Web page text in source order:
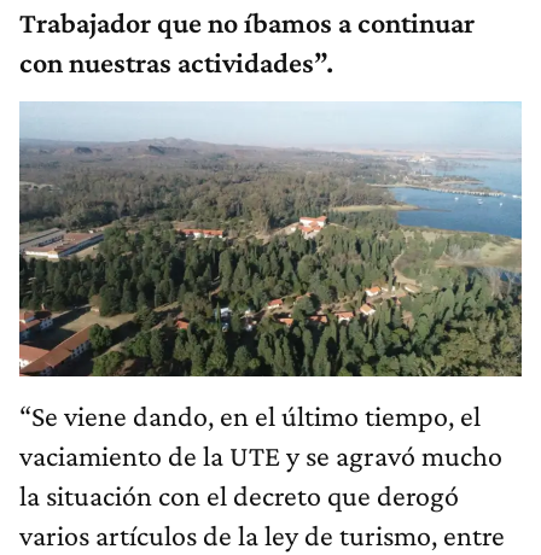
Trabajador que no íbamos a continuar
con nuestras actividades”.
“Se viene dando, en el último tiempo, el
vaciamiento de la UTE y se agravó mucho
la situación con el decreto que derogó
varios artículos de la ley de turismo, entre